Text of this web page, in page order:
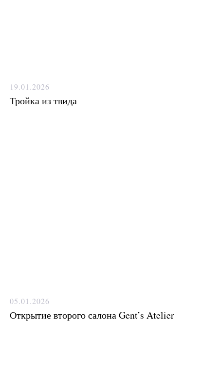
19.01.2026
Тройка из твида
05.01.2026
Открытие второго салона Gent’s Atelier